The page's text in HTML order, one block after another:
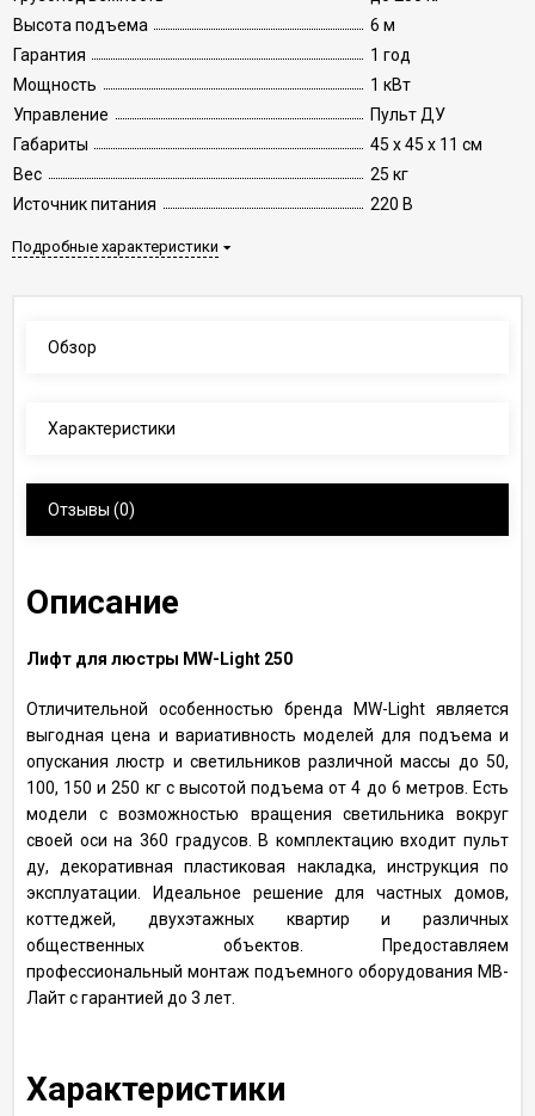
Высота подъема
6 м
Гарантия
1 год
Мощность
1 кВт
Управление
Пульт ДУ
Габариты
45 x 45 x 11 см
Вес
25 кг
Источник питания
220 В
Подробные характеристики
Обзор
Характеристики
Отзывы (0)
Описание
Лифт для люстры MW-Light 250
Отличительной особенностью бренда MW-Light является
выгодная цена и вариативность моделей для подъема и
опускания люстр и светильников различной массы до 50,
100, 150 и 250 кг с высотой подъема от 4 до 6 метров. Есть
модели с возможностью вращения светильника вокруг
своей оси на 360 градусов. В комплектацию входит пульт
ду, декоративная пластиковая накладка, инструкция по
эксплуатации. Идеальное решение для частных домов,
коттеджей, двухэтажных квартир и различных
общественных объектов. Предоставляем
профессиональный монтаж подъемного оборудования МВ-
Лайт с гарантией до 3 лет.
Характеристики